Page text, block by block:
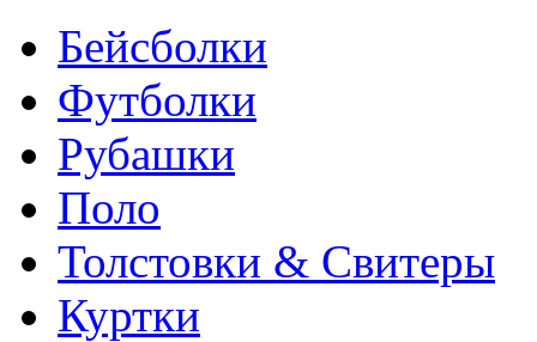
Бейсболки
Футболки
Рубашки
Поло
Толстовки & Свитеры
Куртки